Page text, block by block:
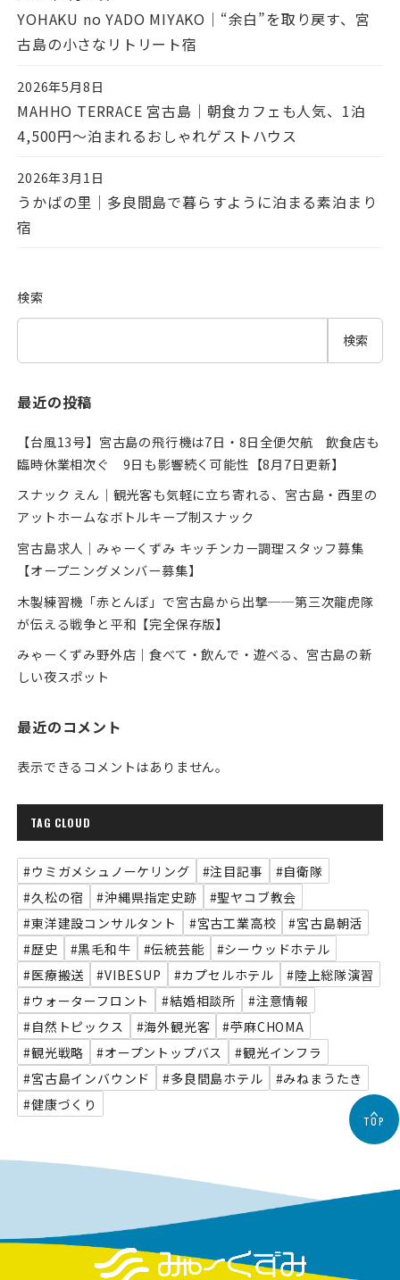
投稿日
YOHAKU no YADO MIYAKO｜“余白”を取り戻す、宮
古島の小さなリトリート宿
投稿日
2026年5月8日
MAHHO TERRACE 宮古島｜朝食カフェも人気、1泊
4,500円〜泊まれるおしゃれゲストハウス
投稿日
2026年3月1日
うかばの里｜多良間島で暮らすように泊まる素泊まり
宿
検索
検索
最近の投稿
【台風13号】宮古島の飛行機は7日・8日全便欠航 飲食店も
臨時休業相次ぐ 9日も影響続く可能性【8月7日更新】
スナック えん｜観光客も気軽に立ち寄れる、宮古島・西里の
アットホームなボトルキープ制スナック
宮古島求人｜みゃーくずみ キッチンカー調理スタッフ募集
【オープニングメンバー募集】
木製練習機「赤とんぼ」で宮古島から出撃──第三次龍虎隊
が伝える戦争と平和【完全保存版】
みゃーくずみ野外店｜食べて・飲んで・遊べる、宮古島の新
しい夜スポット
最近のコメント
表示できるコメントはありません。
TAG CLOUD
#ウミガメシュノーケリング #注目記事
#自衛隊
#久松の宿
#沖縄県指定史跡
#聖ヤコブ教会
#東洋建設コンサルタント
#宮古工業高校
#宮古島朝活
#歴史
#黒毛和牛 #伝統芸能
#シーウッドホテル
#医療搬送
#VIBESUP #カプセルホテル
#陸上総隊演習
#ウォーターフロント
#結婚相談所
#注意情報
#自然トピックス
#海外観光客
#苧麻CHOMA
#観光戦略
#オープントップバス
#観光インフラ
#宮古島インバウンド
#多良間島ホテル
#みねまうたき
#健康づくり
TOP